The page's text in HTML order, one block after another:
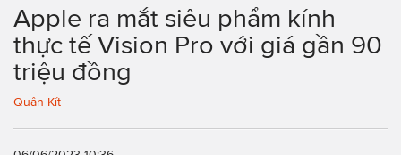
Apple ra mắt siêu phẩm kính
thực tế Vision Pro với giá gần 90
triệu đồng
Quân Kít